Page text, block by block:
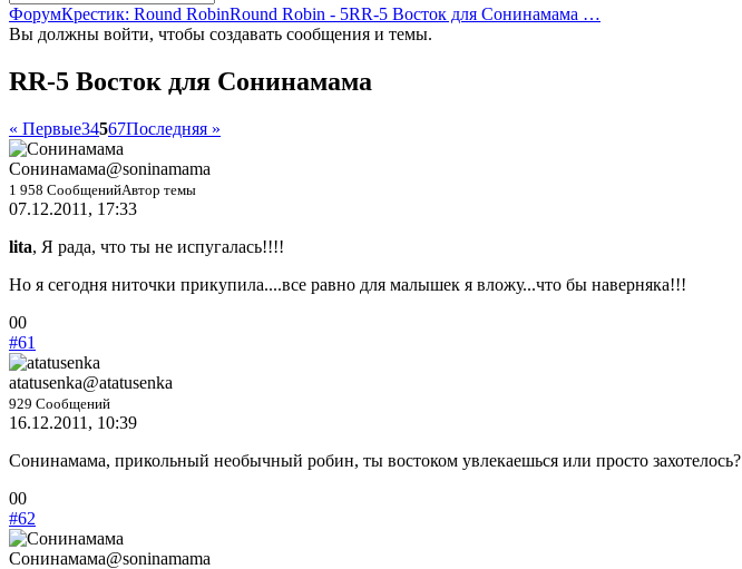
Форум
breadcrumbs
Вы
здесь:
ФорумКрестик: Round RobinRound Robin - 5RR-5 Восток для Сонинамама …
Вы должны войти, чтобы создавать сообщения и темы.
RR-5 Восток для Сонинамама
« Первые34567Последняя »
Сонинамама@soninamama
1 958 СообщенийАвтор темы
07.12.2011, 17:33
lita, Я рада, что ты не испугалась!!!!
Но я сегодня ниточки прикупила....все равно для малышек я вложу...что бы наверняка!!!
Голосуйте
-
палец
вниз.
0Голосуйте
-
палец
вверх.
0
#61
atatusenka@atatusenka
929 Сообщений
16.12.2011, 10:39
Сонинамама, прикольный необычный робин, ты востоком увлекаешься или просто захотелось?
Голосуйте
-
палец
вниз.
0Голосуйте
-
палец
вверх.
0
#62
Сонинамама@soninamama